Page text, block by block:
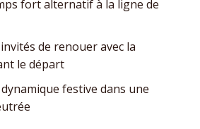
fort alternatif à la ligne de
de renouer avec la
le départ
festive dans une